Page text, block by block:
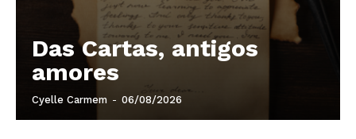
Das Cartas, antigos
amores
Cyelle Carmem - 06/08/2026